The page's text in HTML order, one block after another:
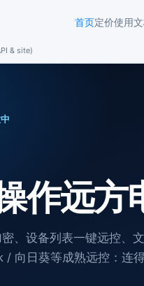
首页定价使用
& site)
作远方
、设备列表一键远控、文
向日葵等成熟远控：连